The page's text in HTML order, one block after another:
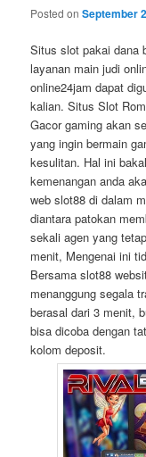
Posted onSeptember
Situs slot pakai dana
layanan main judi
online24jam dapat
kalian. Situs Slot
Gacor gaming akan
yang ingin bermain
kesulitan. Hal ini
kemenangan anda
web slot88 di dalam
diantara patokan
sekali agen yang
menit, Mengenai ini
Bersama slot88
menanggung segala
berasal dari 3 menit,
bisa dicoba dengan
kolom deposit.